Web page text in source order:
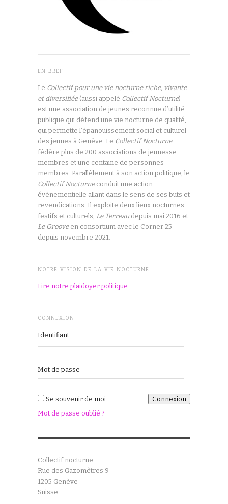
EN BREF
Le Collectif pour une vie nocturne riche, vivante
et diversifiée (aussi appelé Collectif Nocturne)
est une association de jeunes reconnue d’utilité
publique qui défend une vie nocturne de qualité,
qui permette l’épanouissement social et culturel
des jeunes à Genève. Le Collectif Nocturne
fédère plus de 200 associations de jeunesse
membres et une centaine de personnes
membres. Parallèlement à son action politique, le
Collectif Nocturneconduit une action
événementielle allant dans le sens de ses buts et
revendications. Il exploite deux lieux nocturnes
festifs et culturels, Le Terreau depuis mai 2016 et
Le Grooveen consortium avec le Corner 25
depuis novembre 2021.
NOTRE VISION DE LA VIE NOCTURNE
Lire notre plaidoyer politique
CONNEXION
Identifiant
Mot de passe
Se souvenir de moi
Mot de passe oublié ?
Collectif nocturne
Rue des Gazomètres 9
1205 Genève
Suisse